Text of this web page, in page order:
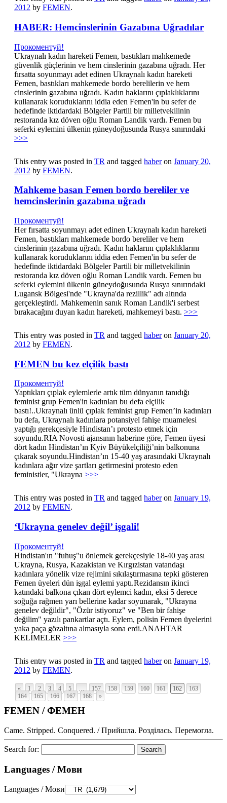
2012 by FEMEN.
HABER: Hemcinslerinin Gazabına Uğradılar
Прокоментуй!
Ukraynalı kadın hareketi Femen, bastıkları mahkemede
güvenlik güçlerinin ve hem cinslerinin gazabına uğradı. Her
fırsatta soyunmayı adet edinen Ukraynalı kadın hareketi
Femen, bastıkları mahkemede bordo berelilerin ve hem
cinslerinin gazabına uğradı. Kadın haklarını çıplaklıklarını
kullanarak koruduklarını iddia eden Femen'in bu sefer de
hedefinde iktidardaki Bölgeler Partili bir milletvekilinin
restoranda kız döven oğlu Roman Landik vardı. Femen bu
seferki eylemini ülkenin güneydoğusunda Rusya sınırındaki
>>>
This entry was posted in TR and tagged haberon January 20,
2012 by FEMEN.
Mahkeme basan Femen bordo bereliler ve
hemcinslerinin gazabına uğradı
Прокоментуй!
Her fırsatta soyunmayı adet edinen Ukraynalı kadın hareketi
Femen, bastıkları mahkemede bordo bereliler ve hem
cinslerinin gazabına uğradı. Kadın haklarını çıplaklıklarını
kullanarak koruduklarını iddia eden Femen'in bu sefer de
hedefinde iktidardaki Bölgeler Partili bir milletvekilinin
restoranda kız döven oğlu Roman Landik vardı. Femen bu
seferki eylemini ülkenin güneydoğusunda Rusya sınırındaki
Lugansk Bölgesi'nde "Ukrayna'da rezillik" adı altında
gerçekleştirdi. Mahkemenin sanık Roman Landik'i serbest
bırakacağını duyan kadın hareketi, mahkemeyi bastı. >>>
This entry was posted in TR and tagged haberon January 20,
2012 by FEMEN.
FEMEN bu kez elçilik bastı
Прокоментуй!
Yaptıkları çıplak eylemlerle artık tüm dünyanın tanıdığı
feminist grup Femen'in kadınları bu defa elçilik
bastı!..Ukraynalı ünlü çıplak feminist grup Femen’in kadınları
bu defa, Ukraynalı kadınlara potansiyel fahişe muamelesi
yaptığı gerekçesiyle Hindistan’ı protesto etmek için
soyundu.RIA Novosti ajansının haberine göre, Femen üyesi
dört kadın Hindistan’ın Kyiv Büyükelçiliği’nin balkonuna
çıkarak soyundu.Hindistan’ın 15-40 yaş arasındaki Ukraynalı
kadınlara ağır vize şartları getirmesini protesto eden
feministler, "Ukrayna >>>
This entry was posted in TR and tagged haberon January 19,
2012 by FEMEN.
‘Ukrayna genelev değil’ işgali!
Прокоментуй!
Hindistan'ın "fuhuş"u önlemek gerekçesiyle 18-40 yaş arası
Ukrayna, Rusya, Kazakistan ve Kırgızistan vatandaşı
kadınlara yönelik vize rejimini sıkılaştırmasına tepki gösteren
Femen üyeleri dün işgal eylemi yaptı.Rezidansın ikinci
katındaki balkona çıkan dört eylemci kadın, eksi 5 derece
soğuğa rağmen yarı bellerine kadar soyunarak, "Ukrayna
genelev değildir", "Özür istiyoruz" ve "Ben bir fahişe
değilim" yazılı pankartlar açtı. Eylem, polisin Femen üyelerini
yaka paça gözaltına almasıyla sona erdi.ANAHTAR
KELİMELER >>>
This entry was posted in TR and tagged haberon January 19,
2012 by FEMEN.
« 1 2 3 4 5 … 157 158 159 160 161 162
163
164
165 166 167 168 »
FEMEN / ФЕМЕН
Came. Stripped. Conquered. / Прийшла. Розділась. Перемогла.
Search for:
Languages / Мови
Languages / Мови